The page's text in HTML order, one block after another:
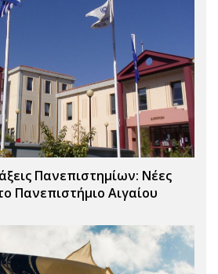
Πανεπιστημίων: Νέες
Πανεπιστήμιο Αιγαίου